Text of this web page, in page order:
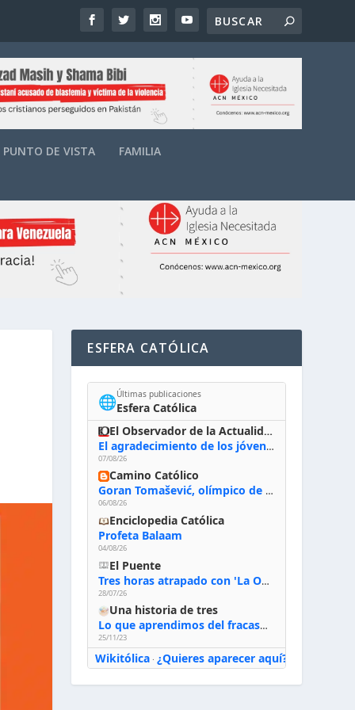
PUNTO DE VISTA FAMILIA
ESFERA CATÓLICA
🌐Últimas publicaciones
Esfera Católica
El Observador de la Actualidad
El agradecimiento de los jóvenes al Papa: «Hoy nos sentimos Iglesia»
07/08/26
Camino Católico
Goran Tomašević, olímpico de waterpolo: «Al terminar el Camino de Santiago entregué mi vida a Cristo; hablé con Dios y le dije: ‘Estoy listo; estoy a tu servicio. Puedo llevar lo que sea necesario para ti’»
06/08/26
Enciclopedia Católica
Profeta Balaam
04/08/26
El Puente
Tres horas atrapado con 'La Odisea' de Nolan
28/07/26
Una historia de tres
Lo que aprendimos del fracaso al emprender
25/11/23
Wikitólica· ¿Quieres aparecer aquí?